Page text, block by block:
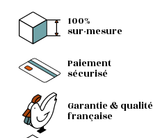
100%
sur-mesure
Paiement
sécurisé
Garantie & qualité
française